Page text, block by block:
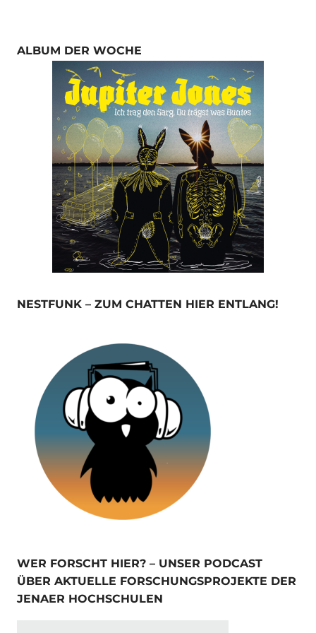
ALBUM DER WOCHE
NESTFUNK – ZUM CHATTEN HIER ENTLANG!
WER FORSCHT HIER? – UNSER PODCAST
ÜBER AKTUELLE FORSCHUNGSPROJEKTE DER
JENAER HOCHSCHULEN